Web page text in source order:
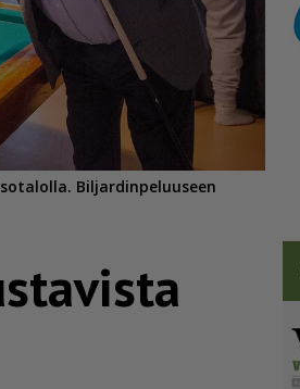
Biljardinpeluuseen